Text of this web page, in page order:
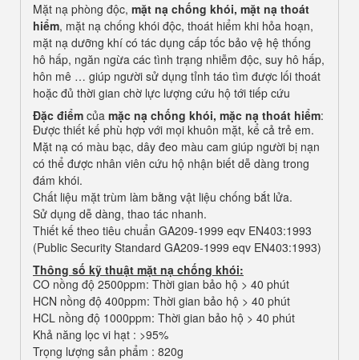
Mặt nạ phòng độc, mặt nạ chống khói, mặt nạ thoát
hiểm, mặt nạ chống khói độc, thoát hiểm khi hỏa hoạn,
mặt nạ dưỡng khí có tác dụng cấp tốc bảo vệ hệ thống
hô hấp, ngăn ngừa các tình trạng nhiễm độc, suy hô hấp,
hôn mê … giúp người sử dụng tỉnh táo tìm được lối thoát
hoặc đủ thời gian chờ lực lượng cứu hộ tới tiếp cứu
Đặc điểm của mặc nạ chống khói, mặc nạ thoát hiểm:
Được thiết kế phù hợp với mọi khuôn mặt, kể cả trẻ em.
Mặt nạ có màu bạc, dây đeo màu cam giúp người bị nạn
có thể được nhân viên cứu hộ nhận biết dễ dàng trong
đám khói.
Chất liệu mặt trùm làm bằng vật liệu chống bắt lửa.
Sử dụng dễ dàng, thao tác nhanh.
Thiết kế theo tiêu chuẩn GA209-1999 eqv EN403:1993
(Public Security Standard GA209-1999 eqv EN403:1993)
Thông số kỹ thuật mặt nạ chống khói:
CO nồng độ 2500ppm: Thời gian bảo hộ > 40 phút
HCN nồng độ 400ppm: Thời gian bảo hộ > 40 phút
HCL nồng độ 1000ppm: Thời gian bảo hộ > 40 phút
Khả năng lọc vi hạt : >95%
Trọng lượng sản phẩm : 820g